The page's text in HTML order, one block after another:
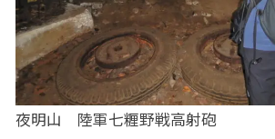
夜明山 陸軍七糎野戦高射砲